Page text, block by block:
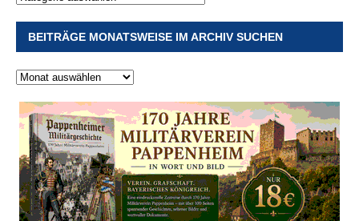
BEITRÄGE MONATSWEISE IM ARCHIV SUCHEN